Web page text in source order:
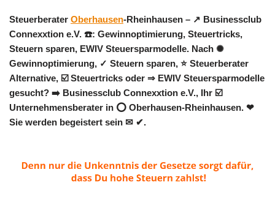
Steuerberater Oberhausen-Rheinhausen – ↗️ Businessclub
Connexxtion e.V. ☎️: Gewinnoptimierung, Steuertricks,
Steuern sparen, EWIV Steuersparmodelle. Nach ✺
Gewinnoptimierung, ✓ Steuern sparen, ⭐ Steuerberater
Alternative, ☑️ Steuertricks oder ⇒ EWIV Steuersparmodelle
gesucht? ➡️ Businessclub Connexxtion e.V., Ihr ☑️
Unternehmensberater in ⭕ Oberhausen-Rheinhausen. ❤
Sie werden begeistert sein ✉ ✔.